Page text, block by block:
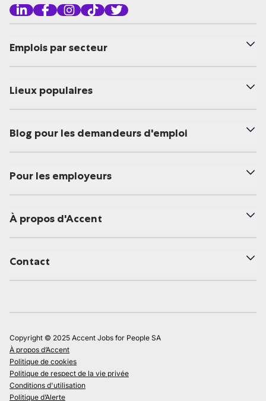
Emplois par secteur
Lieux populaires
Blog pour les demandeurs d'emploi
Pour les employeurs
À propos d'Accent
Contact
Copyright © 2025 Accent Jobs for People SA
À propos d’Accent
Politique de cookies
Politique de respect de la vie privée
Conditions d'utilisation
Politique d’Alerte